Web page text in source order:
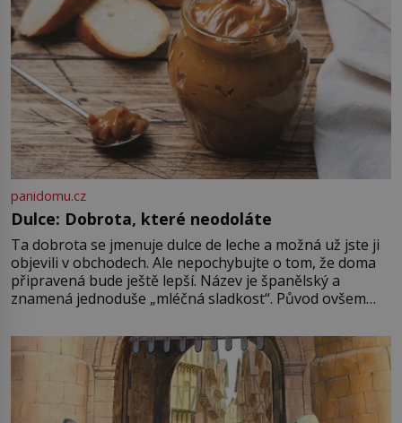
panidomu.cz
Dulce: Dobrota, které neodoláte
Ta dobrota se jmenuje dulce de leche a možná už jste ji
objevili v obchodech. Ale nepochybujte o tom, že doma
připravená bude ještě lepší. Název je španělský a
znamená jednoduše „mléčná sladkost“. Původ ovšem
pře hned několik latinskoamerických zemí a k tomu
Francie, kde se traduje,